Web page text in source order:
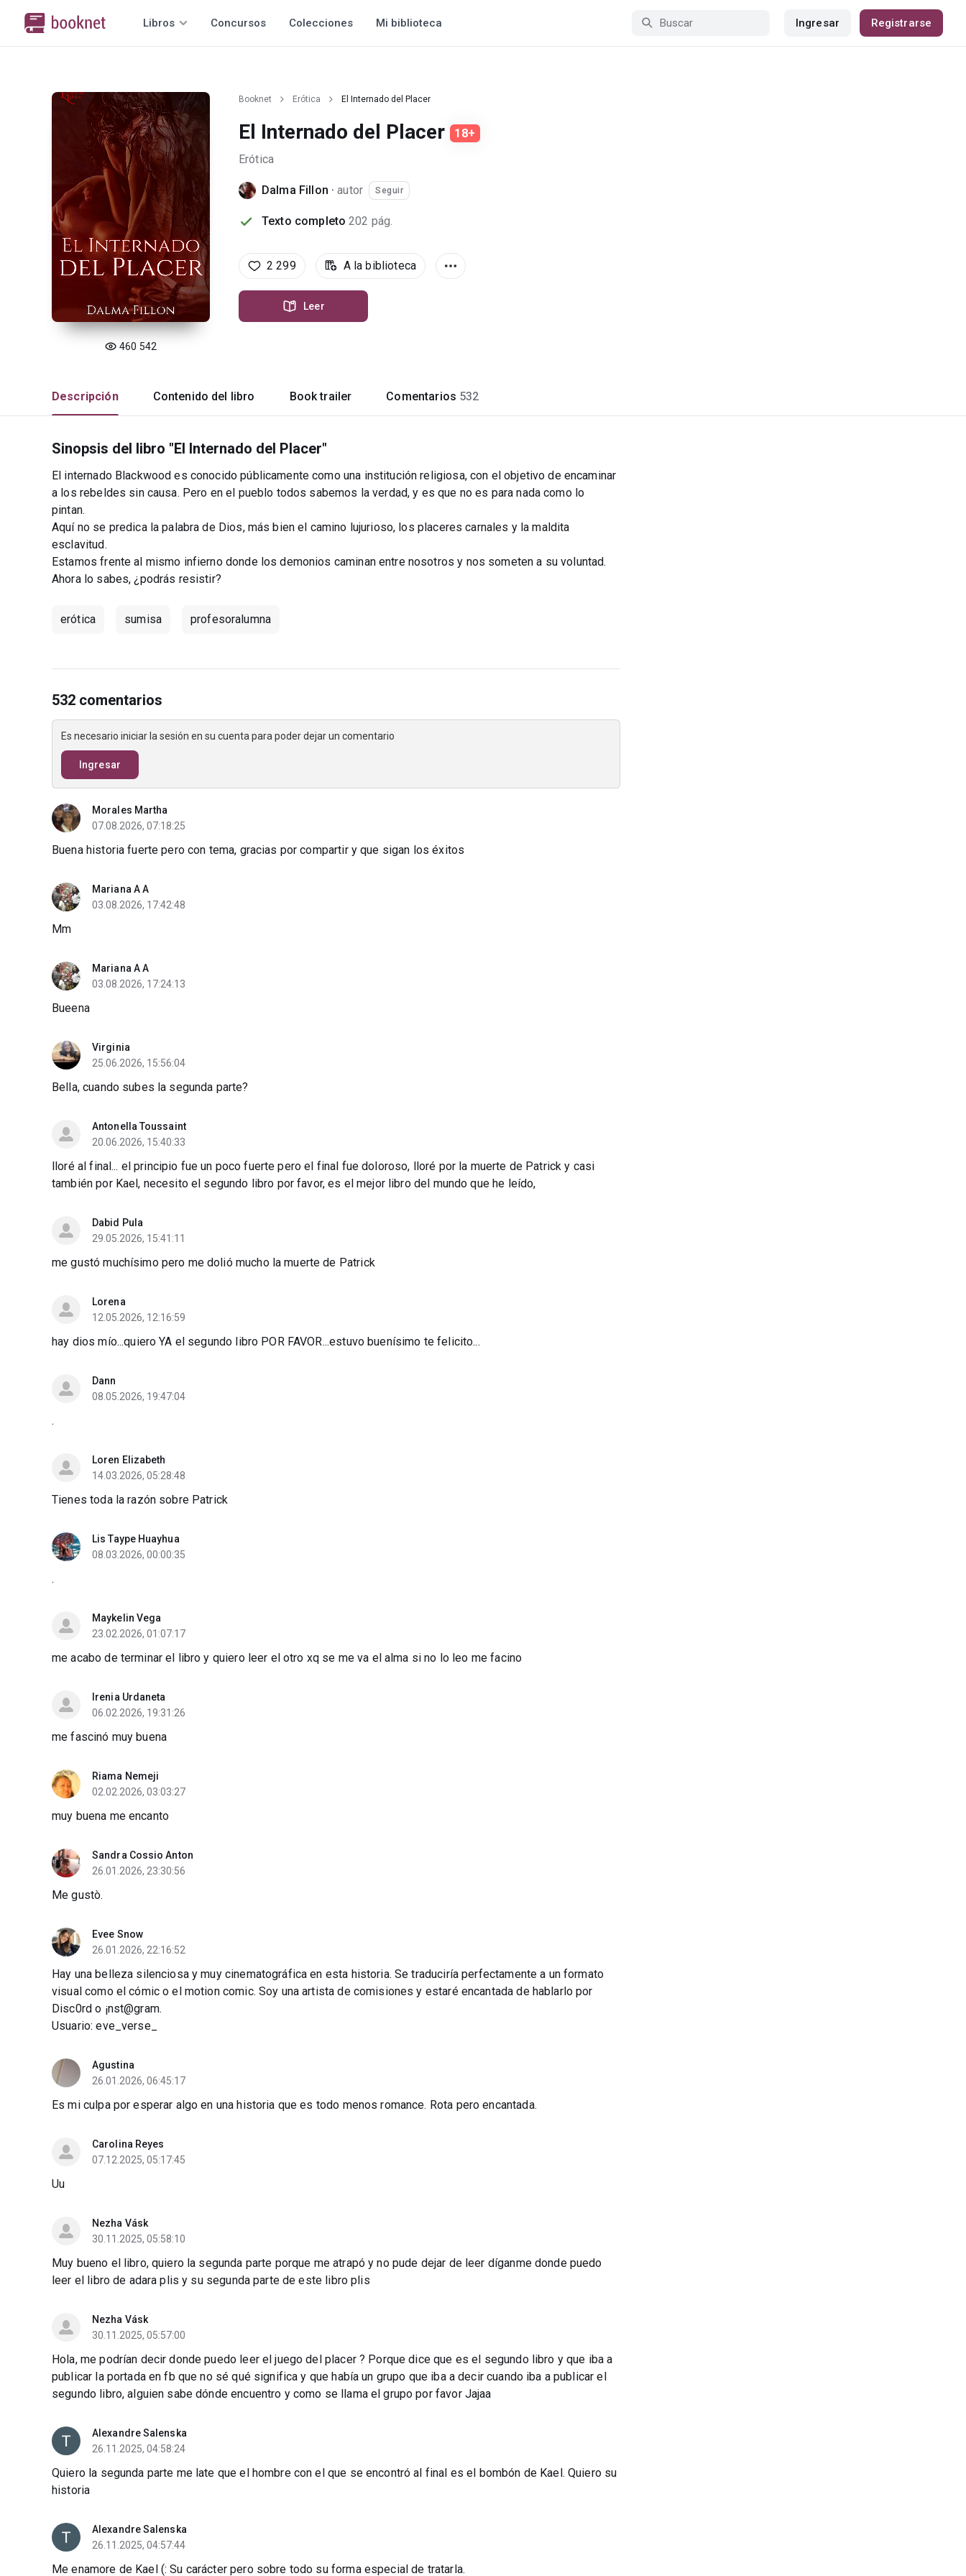
Libros Concursos Colecciones Mi biblioteca Ingresar Registrarse
460 542
Booknet Erótica El Internado del Placer
El Internado del Placer
18+
Erótica
Dalma Fillon ·autor Seguir
Texto completo 202 pág.
2 299 A la biblioteca
Leer
Descripción Contenido del libro Book trailer Comentarios 532
Sinopsis del libro "El Internado del Placer"
El internado Blackwood es conocido públicamente como una institución religiosa, con el objetivo de encaminar
a los rebeldes sin causa. Pero en el pueblo todos sabemos la verdad, y es que no es para nada como lo
pintan.
Aquí no se predica la palabra de Dios, más bien el camino lujurioso, los placeres carnales y la maldita
esclavitud.
Estamos frente al mismo infierno donde los demonios caminan entre nosotros y nos someten a su voluntad.
Ahora lo sabes, ¿podrás resistir?
erótica sumisa profesoralumna
532 comentarios
Es necesario iniciar la sesión en su cuenta para poder dejar un comentario
Ingresar
Morales Martha
07.08.2026, 07:18:25
Buena historia fuerte pero con tema, gracias por compartir y que sigan los éxitos
Mariana A A
03.08.2026, 17:42:48
Mm
Mariana A A
03.08.2026, 17:24:13
Bueena
Virginia
25.06.2026, 15:56:04
Bella, cuando subes la segunda parte?
Antonella Toussaint
20.06.2026, 15:40:33
lloré al final... el principio fue un poco fuerte pero el final fue doloroso, lloré por la muerte de Patrick y casi
también por Kael, necesito el segundo libro por favor, es el mejor libro del mundo que he leído,
Dabid Pula
29.05.2026, 15:41:11
me gustó muchísimo pero me dolió mucho la muerte de Patrick
Lorena
12.05.2026, 12:16:59
hay dios mío...quiero YA el segundo libro POR FAVOR...estuvo buenísimo te felicito...
Dann
08.05.2026, 19:47:04
.
Loren Elizabeth
14.03.2026, 05:28:48
Tienes toda la razón sobre Patrick
Lis Taype Huayhua
08.03.2026, 00:00:35
.
Maykelin Vega
23.02.2026, 01:07:17
me acabo de terminar el libro y quiero leer el otro xq se me va el alma si no lo leo me facino
Irenia Urdaneta
06.02.2026, 19:31:26
me fascinó muy buena
Riama Nemeji
02.02.2026, 03:03:27
muy buena me encanto
Sandra Cossio Anton
26.01.2026, 23:30:56
Me gustò.
Evee Snow
26.01.2026, 22:16:52
Hay una belleza silenciosa y muy cinematográfica en esta historia. Se traduciría perfectamente a un formato
visual como el cómic o el motion comic. Soy una artista de comisiones y estaré encantada de hablarlo por
Disc0rd o ¡nst@gram.
Usuario: eve_verse_
Agustina
26.01.2026, 06:45:17
Es mi culpa por esperar algo en una historia que es todo menos romance. Rota pero encantada.
Carolina Reyes
07.12.2025, 05:17:45
Uu
Nezha Vásk
30.11.2025, 05:58:10
Muy bueno el libro, quiero la segunda parte porque me atrapó y no pude dejar de leer díganme donde puedo
leer el libro de adara plis y su segunda parte de este libro plis
Nezha Vásk
30.11.2025, 05:57:00
Hola, me podrían decir donde puedo leer el juego del placer ? Porque dice que es el segundo libro y que iba a
publicar la portada en fb que no sé qué significa y que había un grupo que iba a decir cuando iba a publicar el
segundo libro, alguien sabe dónde encuentro y como se llama el grupo por favor Jajaa
Alexandre Salenska
26.11.2025, 04:58:24
Quiero la segunda parte me late que el hombre con el que se encontró al final es el bombón de Kael. Quiero su
historia
Alexandre Salenska
26.11.2025, 04:57:44
Me enamore de Kael (: Su carácter pero sobre todo su forma especial de tratarla.